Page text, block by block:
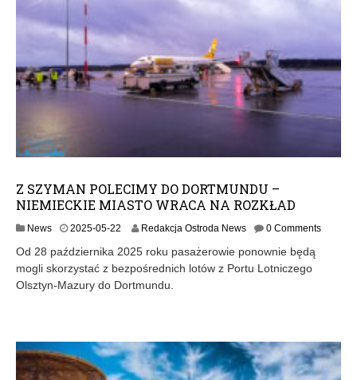
Z SZYMAN POLECIMY DO DORTMUNDU –
NIEMIECKIE MIASTO WRACA NA ROZKŁAD
News 2025-05-22
2
5
-
2
2
Redakcja Ostroda News 0 Comments
Od 28 października 2025 roku pasażerowie ponownie będą
mogli skorzystać z bezpośrednich lotów z Portu Lotniczego
Olsztyn-Mazury do Dortmundu.